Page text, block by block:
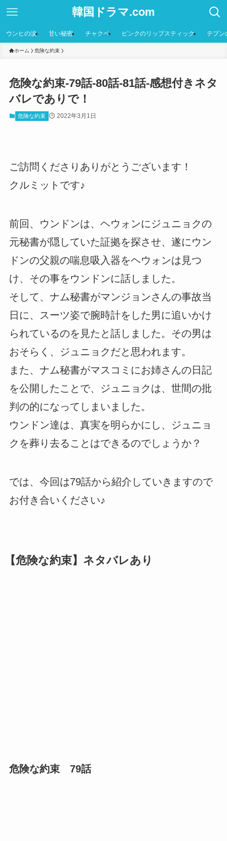
韓国ドラマ.com
ウンヒの涙 甘い秘密 チャクペ ピンクのリップスティック テプン
ホーム 危険な約束
危険な約束-79話-80話-81話-感想付きネタ
バレでありで！
危険な約束 2022年3月1日
ご訪問くださりありがとうございます！
クルミットです♪
前回、ウンドンは、ヘウォンにジュニョクの
元秘書が隠していた証拠を探させ、遂にウン
ドンの父親の喘息吸入器をヘウォンは見つ
け、その事をウンドンに話しました。
そして、ナム秘書がマンジョンさんの事故当
日に、スーツ姿で腕時計をした男に追いかけ
られているのを見たと話しました。その男は
おそらく、ジュニョクだと思われます。
また、ナム秘書がマスコミにお姉さんの日記
を公開したことで、ジュニョクは、世間の批
判の的になってしまいました。
ウンドン達は、真実を明らかにし、ジュニョ
クを葬り去ることはできるのでしょうか？
では、今回は79話から紹介していきますので
お付き合いください♪
【危険な約束】ネタバレあり
危険な約束 79話